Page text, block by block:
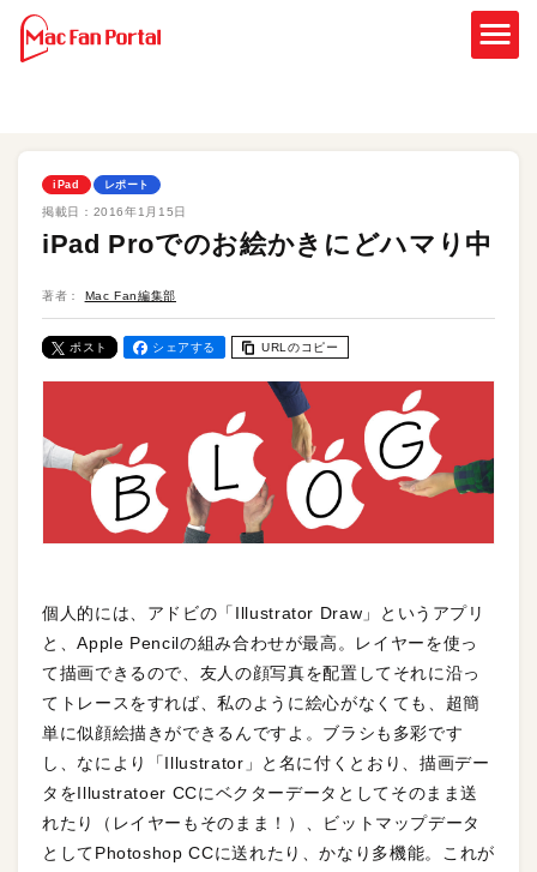
iPad レポート
掲載日： 2016年1月15日
iPad Proでのお絵かきにどハマり中
著者： Mac Fan編集部
ポスト シェアする URLのコピー
個人的には、アドビの「Illustrator Draw」というアプリ
と、Apple Pencilの組み合わせが最高。レイヤーを使っ
て描画できるので、友人の顔写真を配置してそれに沿っ
てトレースをすれば、私のように絵心がなくても、超簡
単に似顔絵描きができるんですよ。ブラシも多彩です
し、なにより「Illustrator」と名に付くとおり、描画デー
タをIllustratoer CCにベクターデータとしてそのまま送
れたり（レイヤーもそのまま！）、ビットマップデータ
としてPhotoshop CCに送れたり、かなり多機能。これが